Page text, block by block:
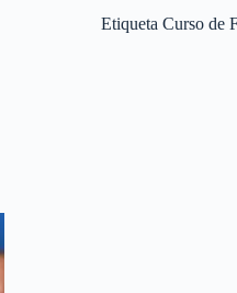
Etiqueta Curso de